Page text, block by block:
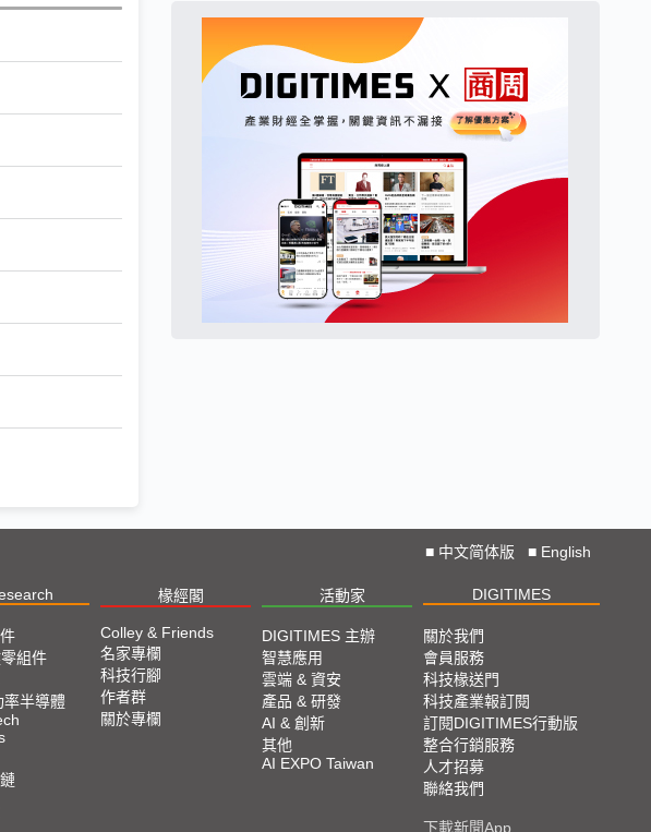
■ 中文简体版 ■ English
椽經閣 活動家 DIGITIMES
組件
半導體
Colley & Friends
名家專欄
科技行腳
作者群
關於專欄
DIGITIMES 主辦
智慧應用
雲端 & 資安
產品 & 研發
AI & 創新
其他
AI EXPO Taiwan
關於我們
會員服務
科技椽送門
科技產業報訂閱
訂閱DIGITIMES行動版
整合行銷服務
人才招募
聯絡我們
下載新聞App